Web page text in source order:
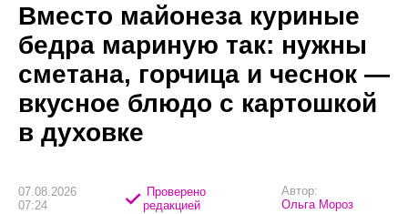
Вместо майонеза куриные
бедра мариную так: нужны
сметана, горчица и чеснок —
вкусное блюдо с картошкой
в духовке
07.08.2026
07:24
Проверено
редакцией
Автор:
Ольга Мороз